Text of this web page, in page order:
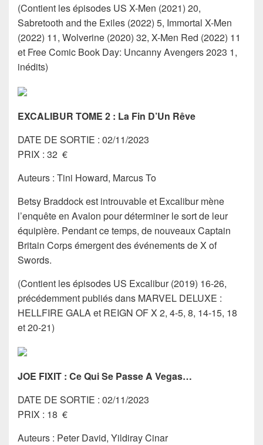
(Contient les épisodes US X-Men (2021) 20,
Sabretooth and the Exiles (2022) 5, Immortal X-Men
(2022) 11, Wolverine (2020) 32, X-Men Red (2022) 11
et Free Comic Book Day: Uncanny Avengers 2023 1,
inédits)
EXCALIBUR TOME 2 : La Fin D’Un Rêve
DATE DE SORTIE : 02/11/2023
PRIX : 32 €
Auteurs : Tini Howard, Marcus To
Betsy Braddock est introuvable et Excalibur mène
l’enquête en Avalon pour déterminer le sort de leur
équipière. Pendant ce temps, de nouveaux Captain
Britain Corps émergent des événements de X of
Swords.
(Contient les épisodes US Excalibur (2019) 16-26,
précédemment publiés dans MARVEL DELUXE :
HELLFIRE GALA et REIGN OF X 2, 4-5, 8, 14-15, 18
et 20-21)
JOE FIXIT : Ce Qui Se Passe A Vegas…
DATE DE SORTIE : 02/11/2023
PRIX : 18 €
Auteurs : Peter David, Yildiray Cinar